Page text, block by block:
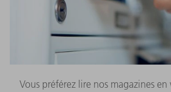
Vous préférez lire nos magazines en